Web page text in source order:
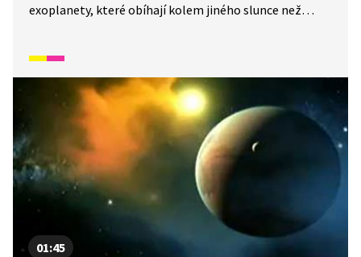
exoplanety, které obíhají kolem jiného slunce než
01:45